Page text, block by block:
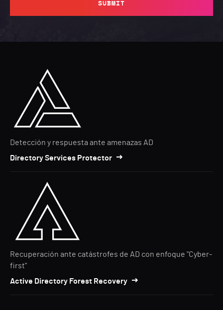
SUBMIT
Detección y respuesta ante amenazas AD
Directory Services Protector
Recuperación ante catástrofes de AD con enfoque "Cyber-
first"
Active Directory Forest Recovery